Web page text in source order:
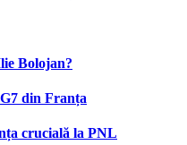
Bolojan?
din Franța
crucială la PNL